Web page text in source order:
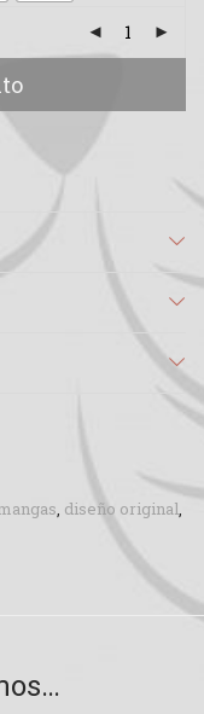
diseño original